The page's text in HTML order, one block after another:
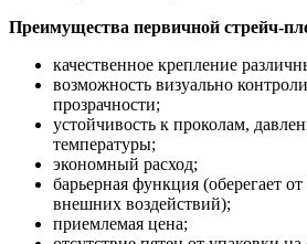
Преимущества первичной стрейч-
качественное крепление
возможность визуально
прозрачности;
устойчивость к проколам,
температуры;
экономный расход;
барьерная функция (оберегает
внешних воздействий);
приемлемая цена;